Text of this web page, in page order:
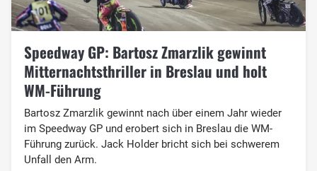
Speedway GP: Bartosz Zmarzlik gewinnt
Mitternachtsthriller in Breslau und holt
WM-Führung
Bartosz Zmarzlik gewinnt nach über einem Jahr wieder
im Speedway GP und erobert sich in Breslau die WM-
Führung zurück. Jack Holder bricht sich bei schwerem
Unfall den Arm.